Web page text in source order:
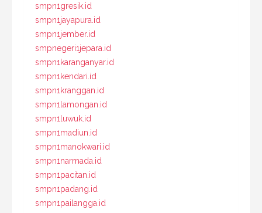
smpn1gresik.id
smpn1jayapura.id
smpn1jember.id
smpnegeri1jepara.id
smpn1karanganyar.id
smpn1kendari.id
smpn1kranggan.id
smpn1lamongan.id
smpn1luwuk.id
smpn1madiun.id
smpn1manokwari.id
smpn1narmada.id
smpn1pacitan.id
smpn1padang.id
smpn1pailangga.id